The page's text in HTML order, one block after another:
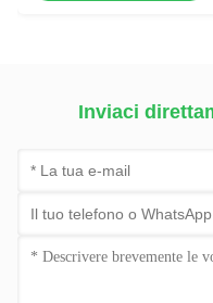
Inviaci